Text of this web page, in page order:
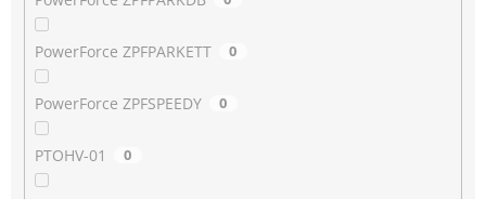
PowerForce ZPFPARKETT 0
PowerForce ZPFSPEEDY 0
PTOHV-01 0